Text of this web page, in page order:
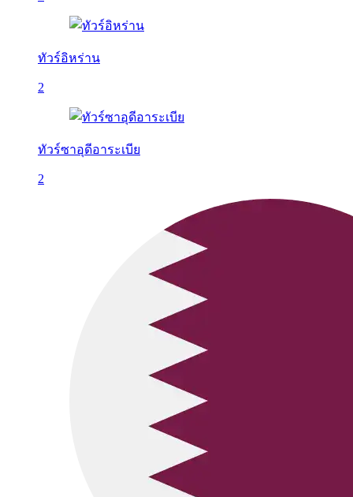
ทัวร์อิหร่าน
2
ทัวร์ซาอุดีอาระเบีย
2